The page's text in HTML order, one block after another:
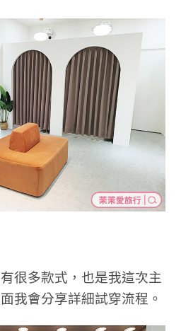
很多款式，也是我這次主
我會分享詳細試穿流程。